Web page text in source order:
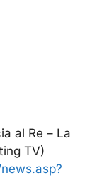
al Re – La
TV)